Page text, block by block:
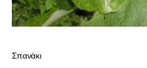
Σπανάκι